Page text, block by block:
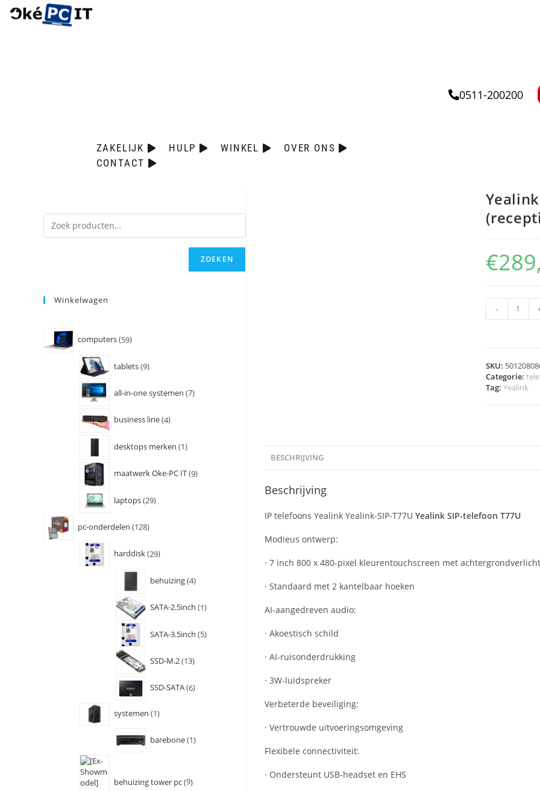
ZAKELIJK HULP WINKEL
OVER ONS
CONTACT
0511-200200
€
-
SKU:
Categorie:
Tag: Yealink
BESCHRIJVING
Beschrijving
IP telefoons Yealink Yealink-SIP-T77U Yealink SIP-telefoon T77U
Modieus ontwerp:
· 7 inch 800 x 480-pixel kleurentouchscreen met
· Standaard met 2 kantelbaar hoeken
AI-aangedreven audio:
· Akoestisch schild
· AI-ruisonderdrukking
· 3W-luidspreker
Verbeterde beveiliging:
· Vertrouwde uitvoeringsomgeving
Flexibele connectiviteit:
· Ondersteunt USB-headset en EHS
ZOEKEN
Winkelwagen
computers 59
tablets 9
all-in-one systemen 7
business line 4
desktops merken 1
maatwerk Oke-PC IT 9
laptops 29
pc-onderdelen 128
harddisk 29
behuizing 4
SATA-2.5inch 1
SATA-3.5inch 5
SSD-M.2 13
SSD-SATA 6
systemen 1
barebone 1
behuizing tower pc 9